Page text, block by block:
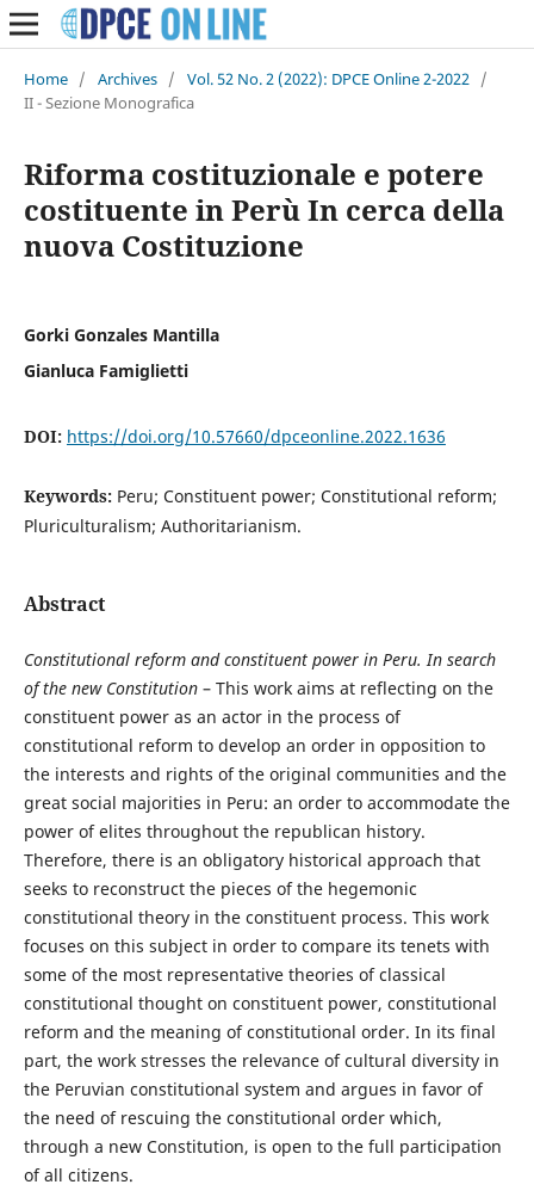
Home / Archives / Vol. 52 No. 2 (2022): DPCE Online 2-2022 /
II - Sezione Monografica
Riforma costituzionale e potere
costituente in Perù In cerca della
nuova Costituzione
Gorki Gonzales Mantilla
Gianluca Famiglietti
DOI: https://doi.org/10.57660/dpceonline.2022.1636
Keywords: Peru; Constituent power; Constitutional reform;
Pluriculturalism; Authoritarianism.
Abstract
Constitutional reformandconstituent power in Peru.In search
of the new Constitution– This work aims at reflecting on the
constituent power as an actor in the process of
constitutional reform to develop an order in opposition to
the interests and rights of the original communities and the
great social majorities in Peru: an order to accommodate the
power of elites throughout the republican history.
Therefore, there is an obligatory historical approach that
seeks to reconstruct the pieces of the hegemonic
constitutional theory in the constituent process. This work
focuses on this subject in order to compare its tenets with
some of the most representative theories of classical
constitutional thought on constituent power, constitutional
reform and the meaning of constitutional order. In its final
part, the work stresses the relevance of cultural diversity in
the Peruvian constitutional system and argues in favor of
the need of rescuing the constitutional order which,
through a new Constitution, is open to the full participation
of all citizens.